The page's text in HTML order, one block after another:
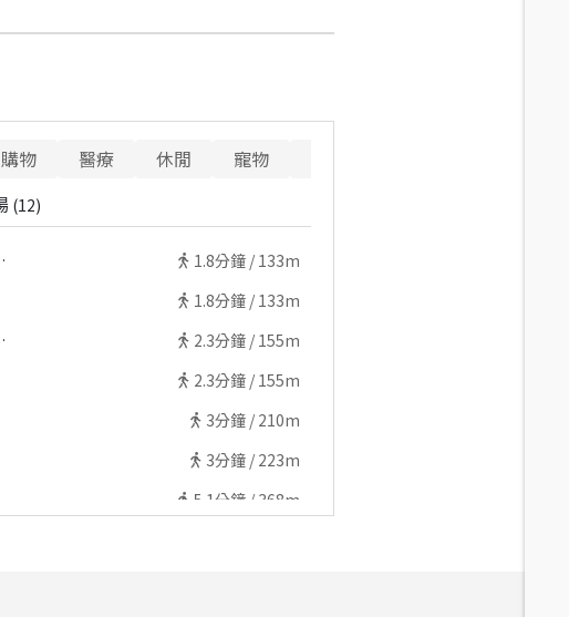
購物 醫療 休閒 寵物
(12)
1.8分鐘 / 133m
1.8分鐘 / 133m
2.3分鐘 / 155m
2.3分鐘 / 155m
3分鐘 / 210m
3分鐘 / 223m
5.1分鐘 / 368m